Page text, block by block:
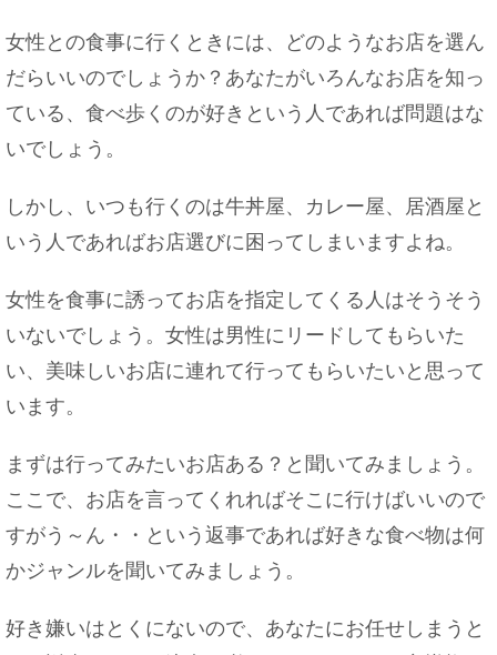
女性との食事に行くときには、どのようなお店を選ん
だらいいのでしょうか？あなたがいろんなお店を知っ
ている、食べ歩くのが好きという人であれば問題はな
いでしょう。
しかし、いつも行くのは牛丼屋、カレー屋、居酒屋と
いう人であればお店選びに困ってしまいますよね。
女性を食事に誘ってお店を指定してくる人はそうそう
いないでしょう。女性は男性にリードしてもらいた
い、美味しいお店に連れて行ってもらいたいと思って
います。
まずは行ってみたいお店ある？と聞いてみましょう。
ここで、お店を言ってくれればそこに行けばいいので
すがう～ん・・という返事であれば好きな食べ物は何
かジャンルを聞いてみましょう。
好き嫌いはとくにないので、あなたにお任せしまうと